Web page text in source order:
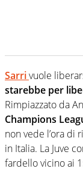
Sarrivuole
starebbe per
Rimpiazzato da
Champions
non vede l’ora di
in Italia. La Juve
fardello vicino ai